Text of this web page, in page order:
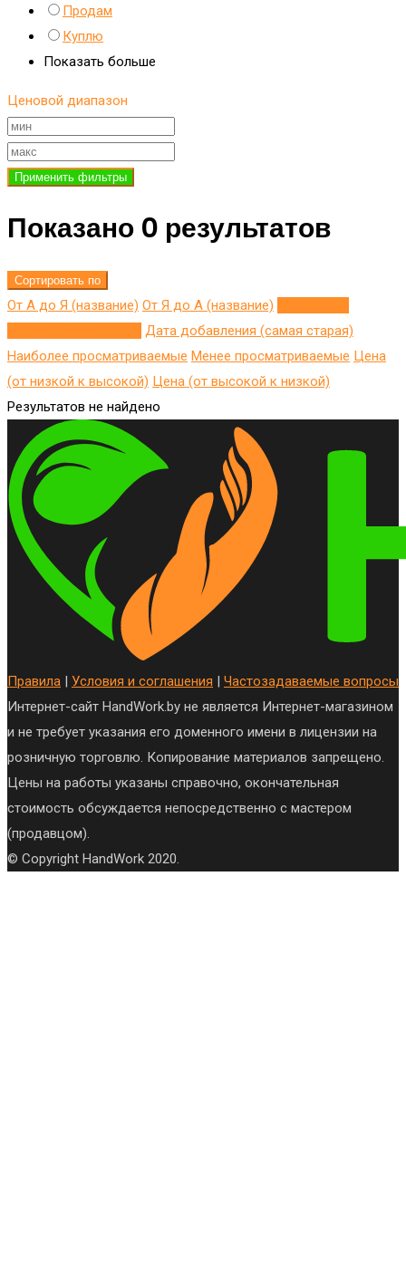
Продам
Куплю
Показать больше
Ценовой диапазон
Применить фильтры
Показано 0 результатов
Сортировать по
От А до Я (название) От Я до A (название)
Дата добавления (самая старая)
Наиболее просматриваемые Менее просматриваемые Цена
(от низкой к высокой) Цена (от высокой к низкой)
Результатов не найдено
Правила | Условия и соглашения | Частозадаваемые вопросы
Интернет-сайт HandWork.by не является Интернет-магазином
и не требует указания его доменного имени в лицензии на
розничную торговлю. Копирование материалов запрещено.
Цены на работы указаны справочно, окончательная
стоимость обсуждается непосредственно с мастером
(продавцом).
© Copyright HandWork 2020.